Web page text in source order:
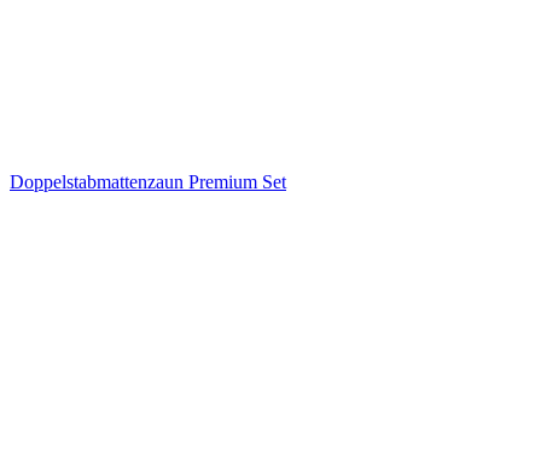
Doppelstabmattenzaun Premium Set